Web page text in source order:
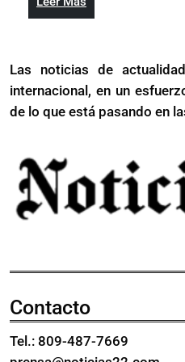
Más
Las noticias de
internacional, en un
de lo que está pasando en
Contacto
Tel.: 809-487-7669